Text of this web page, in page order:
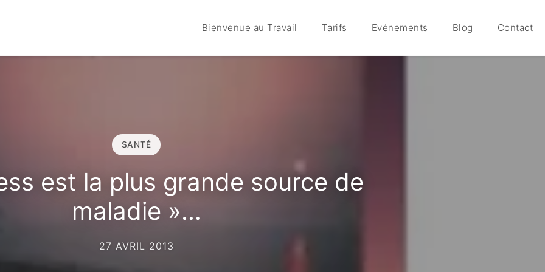
Bienvenue au Travail Tarifs Evénements Blog Contact
SANTÉ
est la plus grande source de
maladie »…
27 AVRIL 2013